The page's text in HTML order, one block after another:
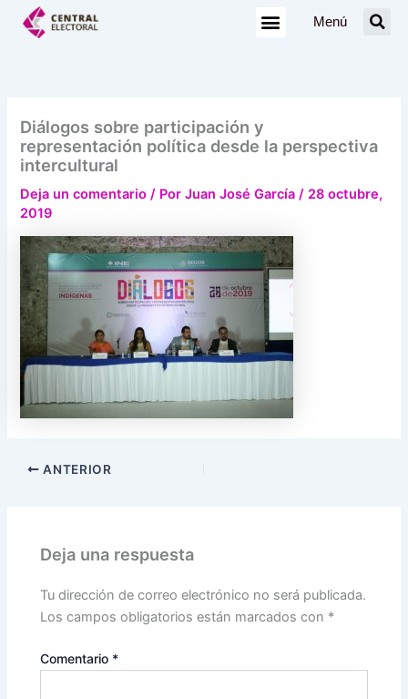
Menú
Diálogos sobre participación y
representación política desde la perspectiva
intercultural
Deja un comentario / PorJuan José García/ 28 octubre,
2019
ANTERIOR
Deja una respuesta
Tu dirección de correo electrónico no será publicada.
Los campos obligatorios están marcados con *
Comentario *